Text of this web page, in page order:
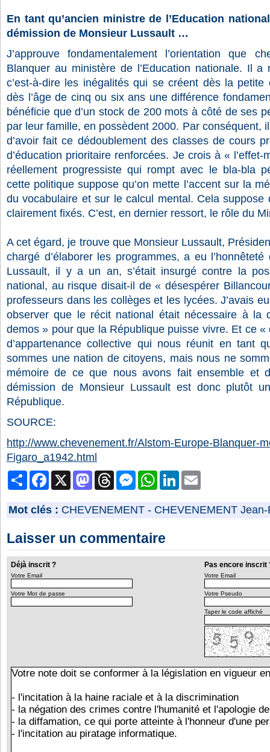
En tant qu’ancien ministre de l’Education
démission de Monsieur Lussault …
J’approuve fondamentalement l’orientation que
Blanquer au ministère de l’Education nationale. Il a
c’est-à-dire les inégalités qui se créent dès la
dès l’âge de cinq ou six ans une différence
bénéficie que d’un stock de 200 mots à côté de ses
par leur famille, en possèdent 2000. Par conséquent,
d’avoir fait ce dédoublement des classes de cours
d’éducation prioritaire renforcées. Je crois à « l’effet-
réellement progressiste qui rompt avec le bla-bla
cette politique suppose qu’on mette l’accent sur la
du vocabulaire et sur le calcul mental. Cela suppose
clairement fixés. C’est, en dernier ressort, le rôle du
A cet égard, je trouve que Monsieur Lussault,
chargé d’élaborer les programmes, a eu
Lussault, il y a un an, s’était insurgé contre la
national, au risque disait-il de « désespérer
professeurs dans les collèges et les lycées. J’avais
observer que le récit national était nécessaire à la
demos » pour que la République puisse vivre. Et ce «
d’appartenance collective qui nous réunit en tant
sommes une nation de citoyens, mais nous ne
mémoire de ce que nous avons fait ensemble et
démission de Monsieur Lussault est donc plutôt
République.
SOURCE:
http://www.chevenement.fr/Alstom-Europe-Blanquer-
Figaro_a1942.html
PartagerFacebook MastodonThreads MessengerWhatsAppLinkedIn
Mot clés : CHEVENEMENT - CHEVENEMENT
Laisser un commentaire
Déjà inscrit ? Pas encore inscrit
Votre Email
Votre Mot de passe
Votre Email
Votre Pseudo
Taper le code affiché